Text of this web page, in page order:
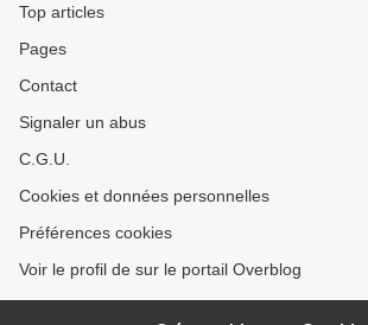
Top articles
Pages
Contact
Signaler un abus
C.G.U.
Cookies et données personnelles
Préférences cookies
Voir le profil de sur le portail Overblog